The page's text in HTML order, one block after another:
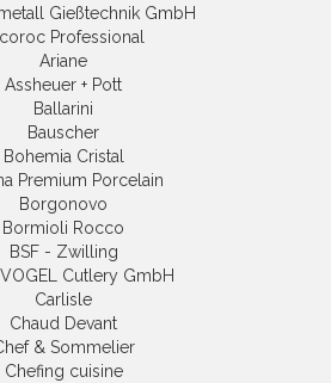
Gießtechnik GmbH
Professional
Ariane
Assheuer + Pott
Ballarini
Bauscher
Bohemia Cristal
Premium Porcelain
Borgonovo
Bormioli Rocco
BSF - Zwilling
Cutlery GmbH
Carlisle
Chaud Devant
& Sommelier
Chefing cuisine